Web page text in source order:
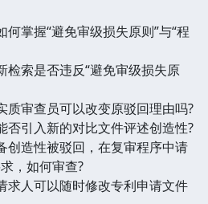
掌握“避免审级损失原则”与“程
检索是否违反“避免审级损失原
质审查员可以改变原驳回理由吗?
否引入新的对比文件评述创造性?
创造性被驳回，在复审程序中请
，如何审查?
求人可以随时修改专利申请文件